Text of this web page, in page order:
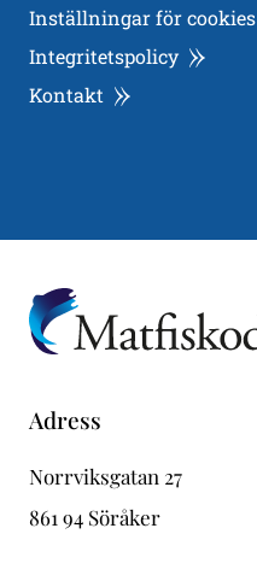
Inställningar för cookies
Integritetspolicy
Kontakt
Adress
Norrviksgatan 27
861 94 Söråker